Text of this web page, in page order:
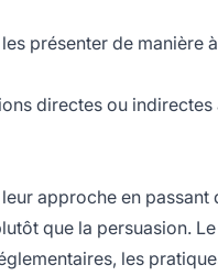
présenter de manière
directes ou indirectes
approche en passant
que la persuasion.
les